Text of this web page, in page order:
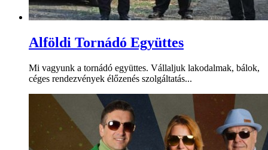
Alföldi Tornádó Együttes
Mi vagyunk a tornádó együttes. Vállaljuk lakodalmak, bálok,
céges rendezvények élőzenés szolgáltatás...